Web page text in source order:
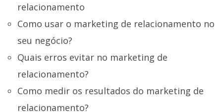
relacionamento
Como usar o marketing de relacionamento no
seu negócio?
Quais erros evitar no marketing de
relacionamento?
Como medir os resultados do marketing de
relacionamento?